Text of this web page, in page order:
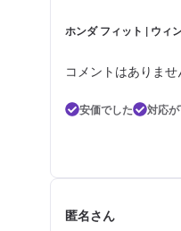
ホンダ フィット | ウィ
コメントはありませ
安価でした 対応
匿名さん